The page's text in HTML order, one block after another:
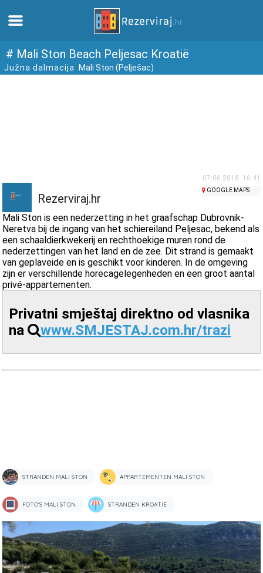
Thuis
webcams
Ontmoet Kroatië
musea
# Mali Ston Beach Peljesac Kroatië
Južna dalmacija Mali Ston (Pelješac)
07.06.2018. 16:41
Rezerviraj.hr
GOOGLE MAPS
Mali Ston is een nederzetting in het graafschap Dubrovnik-
Neretva bij de ingang van het schiereiland Peljesac, bekend als
een schaaldierkwekerij en rechthoekige muren rond de
nederzettingen van het land en de zee. Dit strand is gemaakt
van geplaveide en is geschikt voor kinderen. In de omgeving
zijn er verschillende horecagelegenheden en een groot aantal
privé-appartementen.
Privatni smještaj direktno od vlasnika
na
www.SMJESTAJ.com.hr/trazi
STRANDEN MALI STON APPARTEMENTEN MALI STON
FOTO'S MALI STON STRANDEN KROATIË